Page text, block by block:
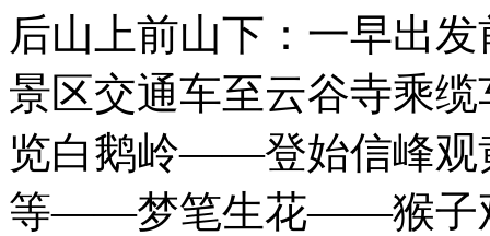
后山上前山下：一早出
景区交通车至云谷寺乘
览白鹅岭——登始信峰
等——梦笔生花——猴